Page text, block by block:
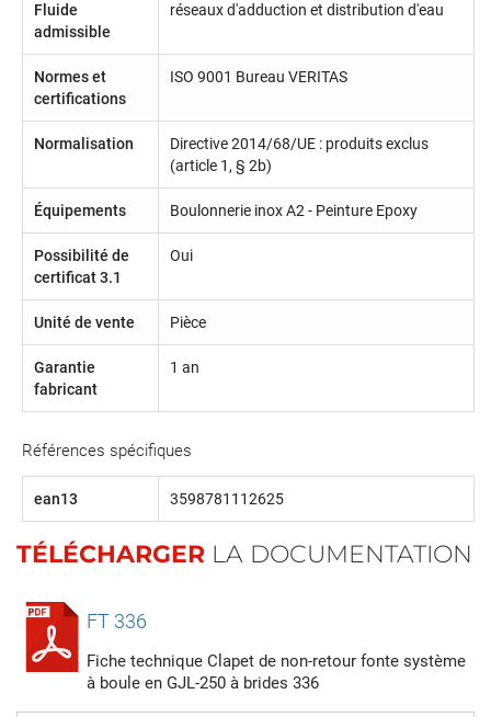
Fluide
admissible
réseaux d'adduction et distribution d'eau
Normes et
certifications
ISO 9001 Bureau VERITAS
Normalisation
Directive 2014/68/UE : produits exclus
(article 1, § 2b)
Équipements Boulonnerie inox A2 - Peinture Epoxy
Possibilité de
certificat 3.1
Oui
Unité de vente Pièce
Garantie
fabricant
1 an
Références spécifiques
ean13 3598781112625
TÉLÉCHARGER LA DOCUMENTATION
FT 336
Fiche technique Clapet de non-retour fonte système
à boule en GJL-250 à brides 336